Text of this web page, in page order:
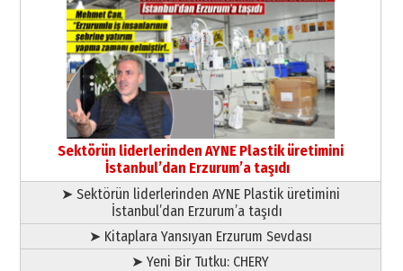
Kenan GÜLERCİ
Murat Şahsuvaroğlu ERKON’da
çıtayı yukarı taşırken,
yönetimdekiler aşağı
çekmemeli!
17 Şubat 2026 SalıOrhan BOZKURT
Bir fotoğraf, bir şehir, bir
gazeteci… Dizginler kimin
elinde?
A. Berhan Yılmaz
BİR BÖLÜM DEĞİL, BİR ÖMÜR
SEÇİYORSUNUZ… “NEDEN
ATATÜRK ÜNİVERSİTESİ?”
28 Temmuz 2026 Salı
Sektörün liderlerinden AYNE Plastik üretimini
İstanbul’dan Erzurum’a taşıdı
➤ Sektörün liderlerinden AYNE Plastik üretimini
İstanbul’dan Erzurum’a taşıdı
➤ Kitaplara Yansıyan Erzurum Sevdası
➤ Yeni Bir Tutku: CHERY